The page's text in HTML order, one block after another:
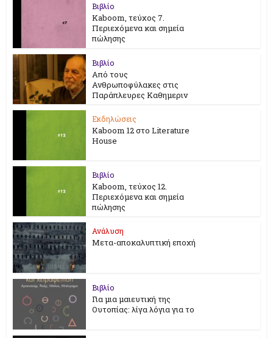
Βιβλίο
Kaboom, τεύχος 7.
Περιεχόμενα και σημεία
πώλησης
Βιβλίο
Από τους
Ανθρωποφύλακες στις
Παράπλευρες Καθημεριν
Εκδηλώσεις
Kaboom 12 στο Literature
House
Βιβλίο
Kaboom, τεύχος 12.
Περιεχόμενα και σημεία
πώλησης
Ανάλυση
Μετα-αποκαλυπτική εποχή
Βιβλίο
Για μια μαιευτική της
Ουτοπίας: λίγα λόγια για το